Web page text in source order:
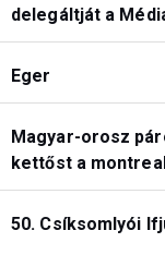
delegáltját a
Eger
Magyar-orosz
kettőst a
50. Csíksomlyói